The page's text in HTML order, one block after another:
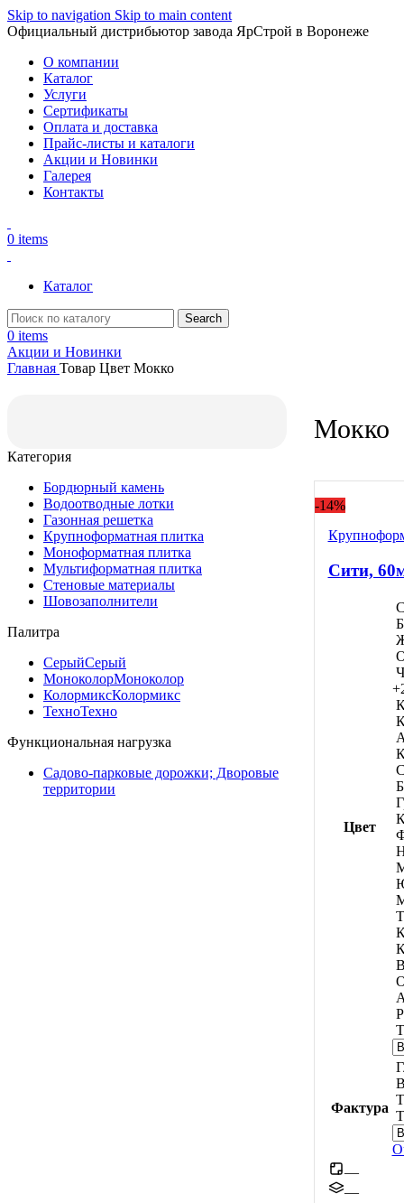
Skip to navigation Skip to main content
Официальный дистрибьютор завода ЯрСтрой в Воронеже
О компании
Каталог
Услуги
Сертификаты
Оплата и доставка
Прайс-листы и каталоги
Акции и Новинки
Галерея
Контакты
0 items
Каталог
Search
0 items
Акции и Новинки
Главная Товар Цвет Мокко
Категория
Бордюрный камень
Водоотводные лотки
Газонная решетка
Крупноформатная плитка
Моноформатнaя плитка
Мультиформатная плитка
Стеновые материалы
Шовозаполнители
Палитра
СерыйСерый
МоноколорМоноколор
КолормиксКолормикс
ТехноТехно
Функциональная нагрузка
Садово-парковые дорожки; Дворовые
территории
Мокко
-14%
Сити,
Цвет
Фактура
—
—